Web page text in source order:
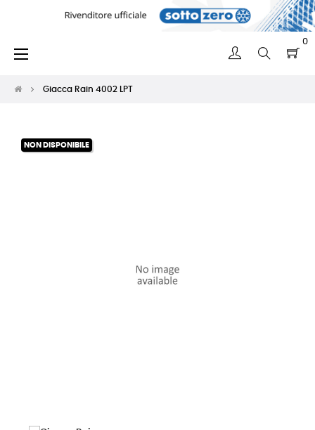
0
navigazione
☰
Giacca Rain 4002 LPT
NON DISPONIBILE